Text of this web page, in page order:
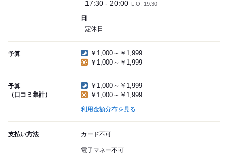
17:30 - 20:00 L.O. 19:30
日
定休日
予算
￥1,000～￥1,999
￥1,000～￥1,999
予算
（口コミ集計）
￥1,000～￥1,999
￥1,000～￥1,999
利用金額分布を見る
支払い方法 カード不可
電子マネー不可